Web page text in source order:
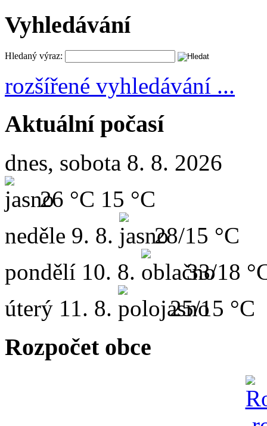
Vyhledávání
Hledaný výraz:
rozšířené vyhledávání ...
Aktuální počasí
dnes, sobota 8. 8. 2026
26 °C 15 °C
neděle 9. 8.
28/15 °C
pondělí 10. 8.
33/18
úterý 11. 8. 25/15 °C
Rozpočet obce